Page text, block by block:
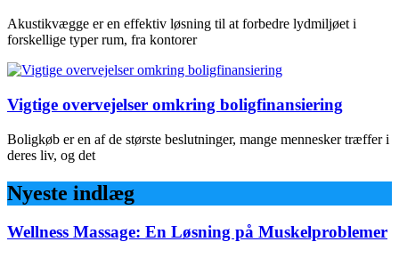
Akustikvægge er en effektiv løsning til at forbedre lydmiljøet i
forskellige typer rum, fra kontorer
Vigtige overvejelser omkring boligfinansiering
Boligkøb er en af de største beslutninger, mange mennesker træffer i
deres liv, og det
Nyeste indlæg
Wellness Massage: En Løsning på Muskelproblemer